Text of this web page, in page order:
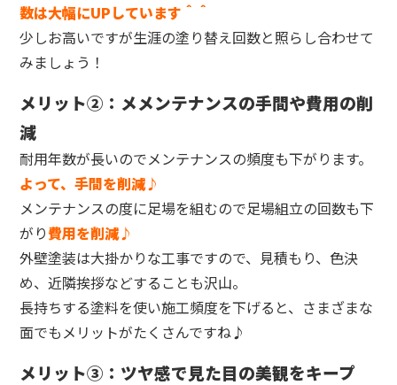
数は大幅にUPしています＾＾
少しお高いですが生涯の塗り替え回数と照らし合わせて
みましょう！
メリット②：メメンテナンスの手間や費用の削
減
耐用年数が長いのでメンテナンスの頻度も下がります。
よって、手間を削減♪
メンテナンスの度に足場を組むので足場組立の回数も下
がり費用を削減♪
外壁塗装は大掛かりな工事ですので、見積もり、色決
め、近隣挨拶などすることも沢山。
長持ちする塗料を使い施工頻度を下げると、さまざまな
面でもメリットがたくさんですね♪
メリット③：ツヤ感で見た目の美観をキープ